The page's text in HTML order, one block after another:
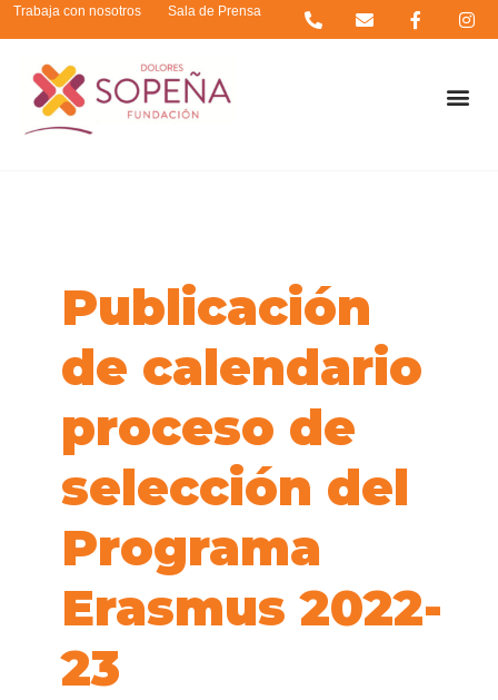
Trabaja con nosotros Sala de Prensa
Publicación
de calendario
proceso de
selección del
Programa
Erasmus 2022-
23